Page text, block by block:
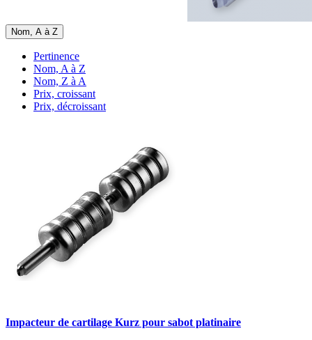
Nom, A à Z
Pertinence
Nom, A à Z
Nom, Z à A
Prix, croissant
Prix, décroissant
Impacteur de cartilage Kurz pour sabot platinaire